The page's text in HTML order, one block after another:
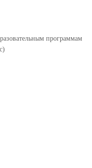
программам